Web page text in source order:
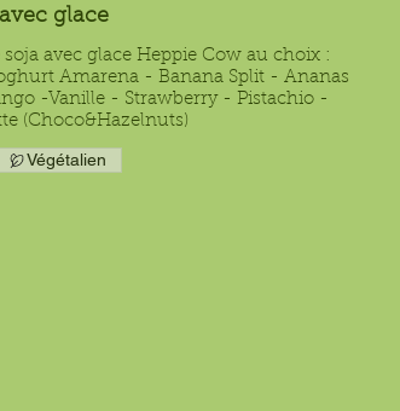
glace
avec glace Heppie Cow au choix :
Amarena - Banana Split - Ananas
-Vanille - Strawberry - Pistachio -
(Choco&Hazelnuts)
Végétalien